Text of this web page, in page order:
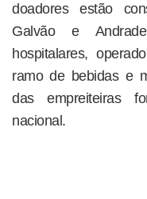
doadores estão
Galvão e
hospitalares,
ramo de bebidas e
das empreiteiras
nacional.